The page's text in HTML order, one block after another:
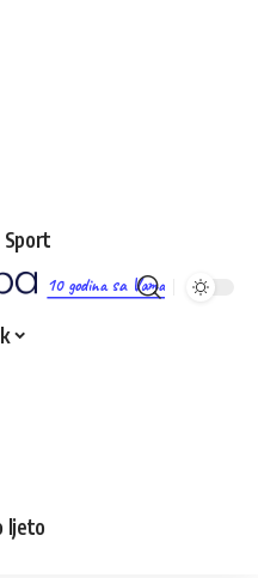
10 godina sa Vama
Sport
ljeto